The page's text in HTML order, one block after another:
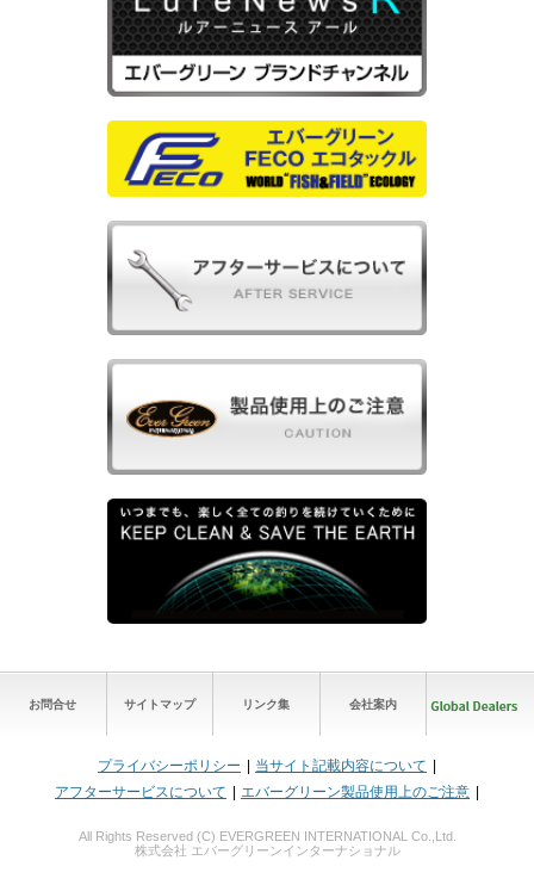
お問合せ サイトマップ リンク集 会社案内
プライバシーポリシー
当サイト記載内容について
アフターサービスについて
エバーグリーン製品使用上のご注意
All Rights Reserved (C) EVERGREEN INTERNATIONAL Co.,Ltd.
株式会社 エバーグリーンインターナショナル